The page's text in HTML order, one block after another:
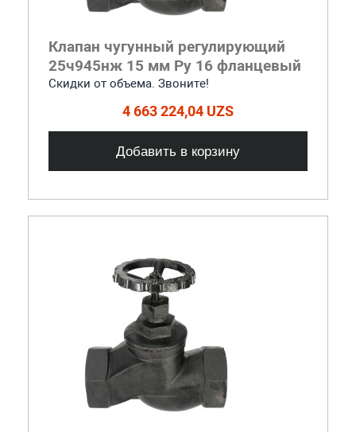
Клапан чугунный регулирующий
25ч945нж 15 мм Ру 16 фланцевый
Скидки от объема. Звоните!
4 663 224,04 UZS
Добавить в корзину